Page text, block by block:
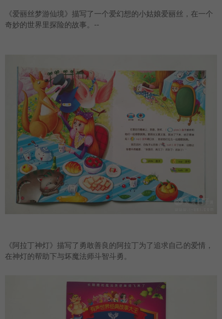
《爱丽丝梦游仙境》描写了一个爱幻想的小姑娘爱丽丝，在一个
奇妙的世界里探险的故事。--
《阿拉丁神灯》描写了勇敢善良的阿拉丁为了追求自己的爱情，
在神灯的帮助下与坏魔法师斗智斗勇。